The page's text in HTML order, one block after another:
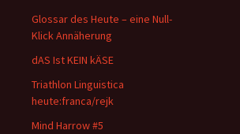
Glossar des Heute – eine Null-
Klick Annäherung
dAS Ist KEIN kÄSE
Triathlon Linguistica
heute:franca/rejk
Mind Harrow #5